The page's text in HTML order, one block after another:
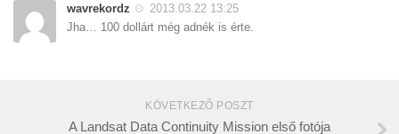
wavrekordz
2013.03.22 13:25
Jha… 100 dollárt még adnék is érte.
KÖVETKEZŐ POSZT
A Landsat Data Continuity Mission első fotója